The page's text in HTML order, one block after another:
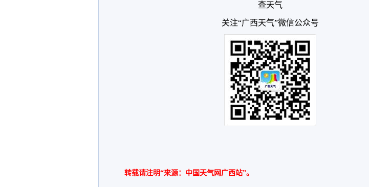
查天气
关注“广西天气”微信公众号
转载请注明“来源：中国天气网广西站”。